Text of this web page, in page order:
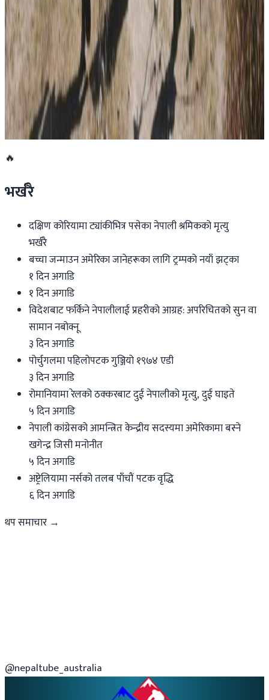
२०२६ जुलाई २९
बुद्ध एयरले भित्र्यायो नयाँ एटीआर-७२-६०० विमान
२०२६ जुलाई २९
नेपालमा महिला विदेशी पर्यटकको आकर्षण बढ्दो
२०२६ जुलाई २७
🔥
भर्खरै
दक्षिण कोरियामा ट्यांकीभित्र पसेका नेपाली श्रमिकको मृत्यु
भर्खरै
बच्चा जन्माउन अमेरिका जानेहरूका लागि ट्रम्पको नयाँ झट्का
१ दिन अगाडि
१ दिन अगाडि
विदेशबाट फर्किने नेपालीलाई प्रहरीको आग्रह: अपरिचितको सुन वा
सामान नबोक्नू
३ दिन अगाडि
पोर्चुगलमा पहिलोपटक गुञ्जियो १९७४ एडी
३ दिन अगाडि
रोमानियामा रेलको ठक्करबाट दुई नेपालीको मृत्यु, दुई घाइते
५ दिन अगाडि
नेपाली कांग्रेसको आमन्त्रित केन्द्रीय सदस्यमा अमेरिकामा बस्ने
खगेन्द्र जिसी मनोनीत
५ दिन अगाडि
अष्ट्रेलियामा नर्सको तलब पाँचौं पटक वृद्धि
६ दिन अगाडि
थप समाचार →
@nepaltube_australia